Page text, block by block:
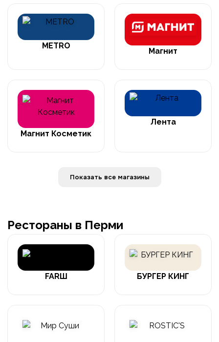
METRO
Магнит
Магнит Косметик
Лента
Показать все магазины
Рестораны в Перми
FARШ БУРГЕР КИНГ